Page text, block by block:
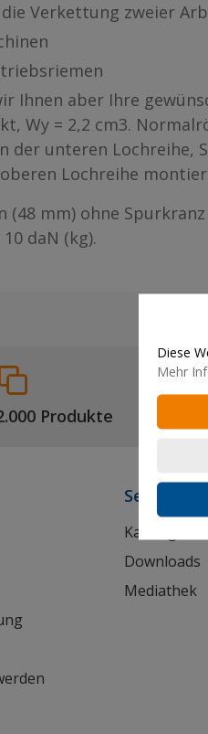
Verkettung zweier
Ihnen aber Ihre
Wy = 2,2 cm3.
der unteren Lochreihe,
Lochreihe
(48 mm) ohne
daN (kg).
Produkte
Service
Downloads
Mediathek
Diese
Mehr